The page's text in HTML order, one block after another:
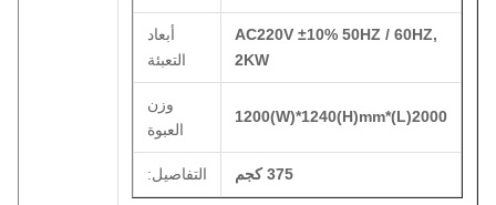
AC220V ±10% 50HZ / 60HZ,
2KW
أبعاد
التعبئة
2000(L)*1200(W)*1240(H)mm
وزن
العبوة
375 كجم التفاصيل: